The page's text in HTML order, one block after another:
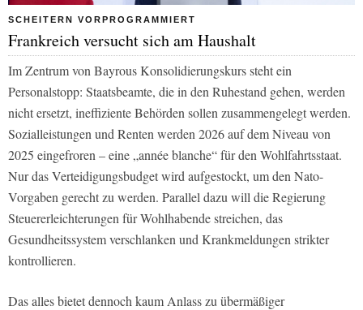
SCHEITERN VORPROGRAMMIERT
Frankreich versucht sich am Haushalt
Im Zentrum von Bayrous Konsolidierungskurs steht ein
Personalstopp: Staatsbeamte, die in den Ruhestand gehen, werden
nicht ersetzt, ineffiziente Behörden sollen zusammengelegt werden.
Sozialleistungen und Renten werden 2026 auf dem Niveau von
2025 eingefroren – eine „année blanche“ für den Wohlfahrtsstaat.
Nur das Verteidigungsbudget wird aufgestockt, um den Nato-
Vorgaben gerecht zu werden. Parallel dazu will die Regierung
Steuererleichterungen für Wohlhabende streichen, das
Gesundheitssystem verschlanken und Krankmeldungen strikter
kontrollieren.
Das alles bietet dennoch kaum Anlass zu übermäßiger